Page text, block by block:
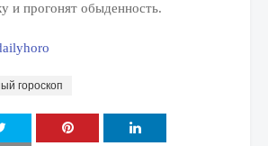
и прогонят обыденность.
гороскоп